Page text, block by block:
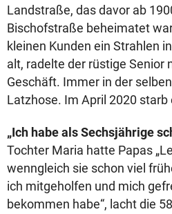
Landstraße, das davor ab
Bischofstraße beheimatet
kleinen Kunden ein Strahlen
alt, radelte der rüstige Senior
Geschäft. Immer in der
Latzhose. Im April 2020
„Ich habe als Sechsjährige
Tochter Maria hatte Papas
wenngleich sie schon viel
ich mitgeholfen und mich
bekommen habe“, lacht die